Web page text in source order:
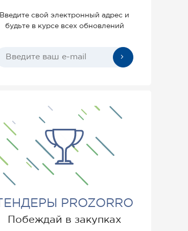
Введите свой электронный адрес и
будьте в курсе всех обновлений
ТЕНДЕРЫ PROZORRO
Побеждай в закупках